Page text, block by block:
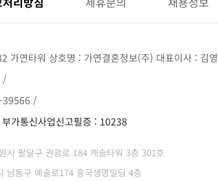
가연타워 상호명 : 가연결혼정보(주) 대표이사 :
/
39566 /
가통신사업신고필증 : 10238
시 팔달구 권광로 184 캐슬타워 3층 301호
동구 예술로174 흥국생명빌딩 4층